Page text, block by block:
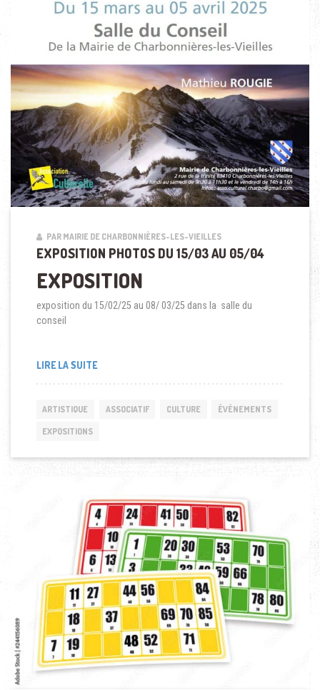
PAR MAIRIE DE CHARBONNIÈRES-LES-VIEILLES
EXPOSITION PHOTOS DU 15/03 AU 05/04
EXPOSITION
exposition du 15/02/25 au 08/ 03/25 dans la salle du
conseil
LIRE LA SUITE
ARTISTIQUE ASSOCIATIF CULTURE ÉVÉNEMENTS
EXPOSITIONS